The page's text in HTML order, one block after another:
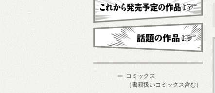
これから発売予定
コミックス
（書籍扱いコミックス含む）